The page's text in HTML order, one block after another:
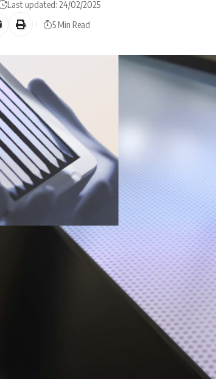
Last updated: 24/02/2025
5 Min Read